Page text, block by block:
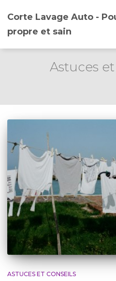
Corte Lavage Auto -
propre et sain
Astuces
ASTUCES ET CONSEILS